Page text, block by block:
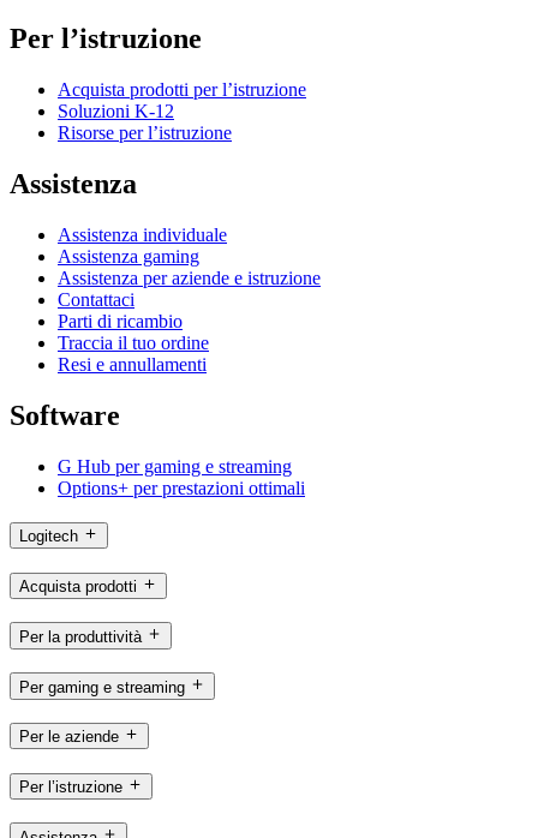
Per l’istruzione
Acquista prodotti per l’istruzione
Soluzioni K-12
Risorse per l’istruzione
Assistenza
Assistenza individuale
Assistenza gaming
Assistenza per aziende e istruzione
Contattaci
Parti di ricambio
Traccia il tuo ordine
Resi e annullamenti
Software
G Hub per gaming e streaming
Options+ per prestazioni ottimali
Logitech
Acquista prodotti
Per la produttività
Per gaming e streaming
Per le aziende
Per l’istruzione